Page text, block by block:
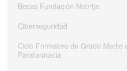
Becas Fundación Nebrija
Ciberseguridad
Ciclo Formativo de Grado Medio
Parafarmacia